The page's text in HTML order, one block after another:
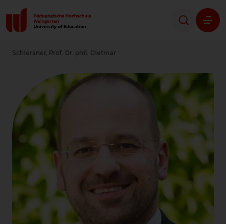
Forschung
Transfer
Hochschule
STUDIENINTERESSIERTE
STUDIERENDE
Schiersner, Prof. Dr. phil. Dietmar